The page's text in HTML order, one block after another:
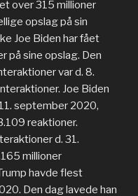
over 315 millioner
opslag på sin
Joe Biden har fået
på sine opslag. Den
var d. 8.
Joe Biden
september 2020,
reaktioner.
d. 31.
millioner
havde flest
Den dag lavede han